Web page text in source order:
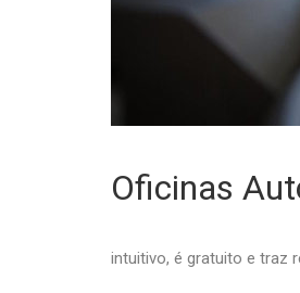
Oficinas
intuitivo, é gratuito e traz